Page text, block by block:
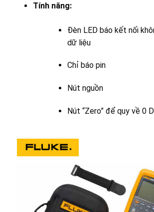
Tính năng:
Đèn LED báo kết nối
dữ liệu
Chỉ báo pin
Nút nguồn
Nút “Zero” để quy về 0